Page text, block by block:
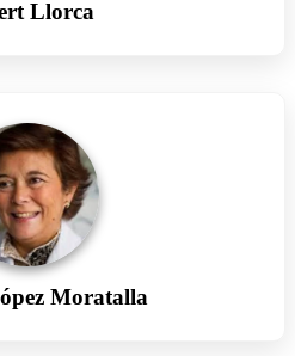
Llorca
Moratalla